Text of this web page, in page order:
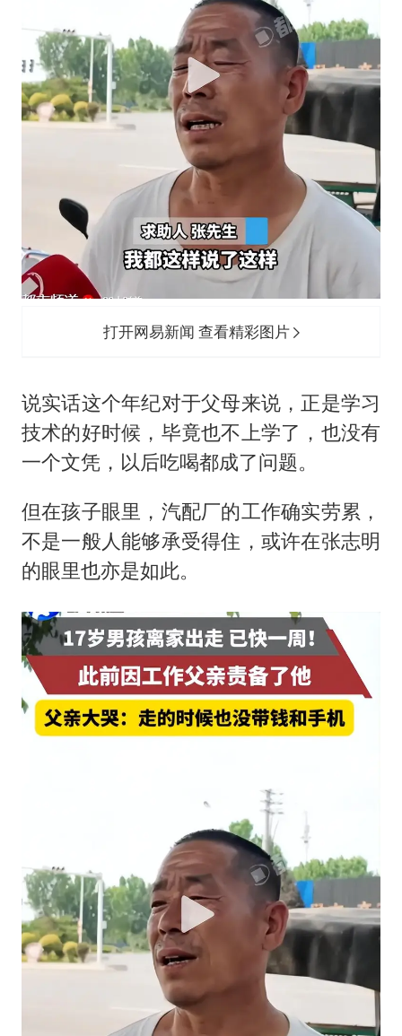
打开网易新闻 查看精彩图片
说实话这个年纪对于父母来说，正是学习
技术的好时候，毕竟也不上学了，也没有
一个文凭，以后吃喝都成了问题。
但在孩子眼里，汽配厂的工作确实劳累，
不是一般人能够承受得住，或许在张志明
的眼里也亦是如此。